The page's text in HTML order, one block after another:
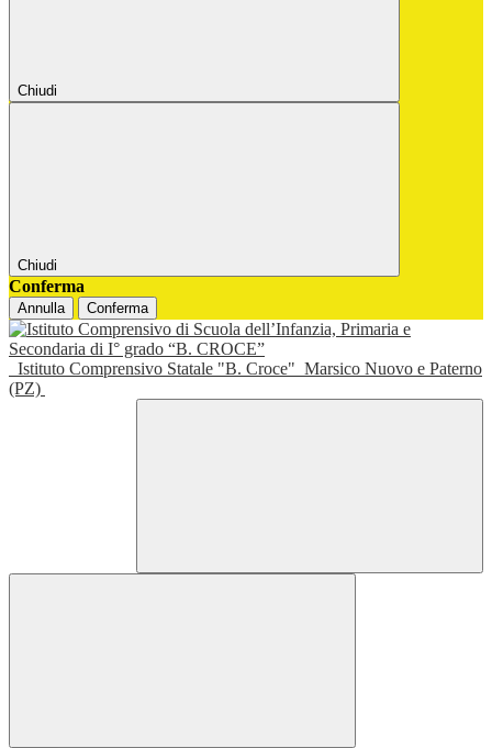
Chiudi
Chiudi
Conferma
Annulla Conferma
Istituto Comprensivo Statale "B. Croce" Marsico Nuovo e Paterno
(PZ)